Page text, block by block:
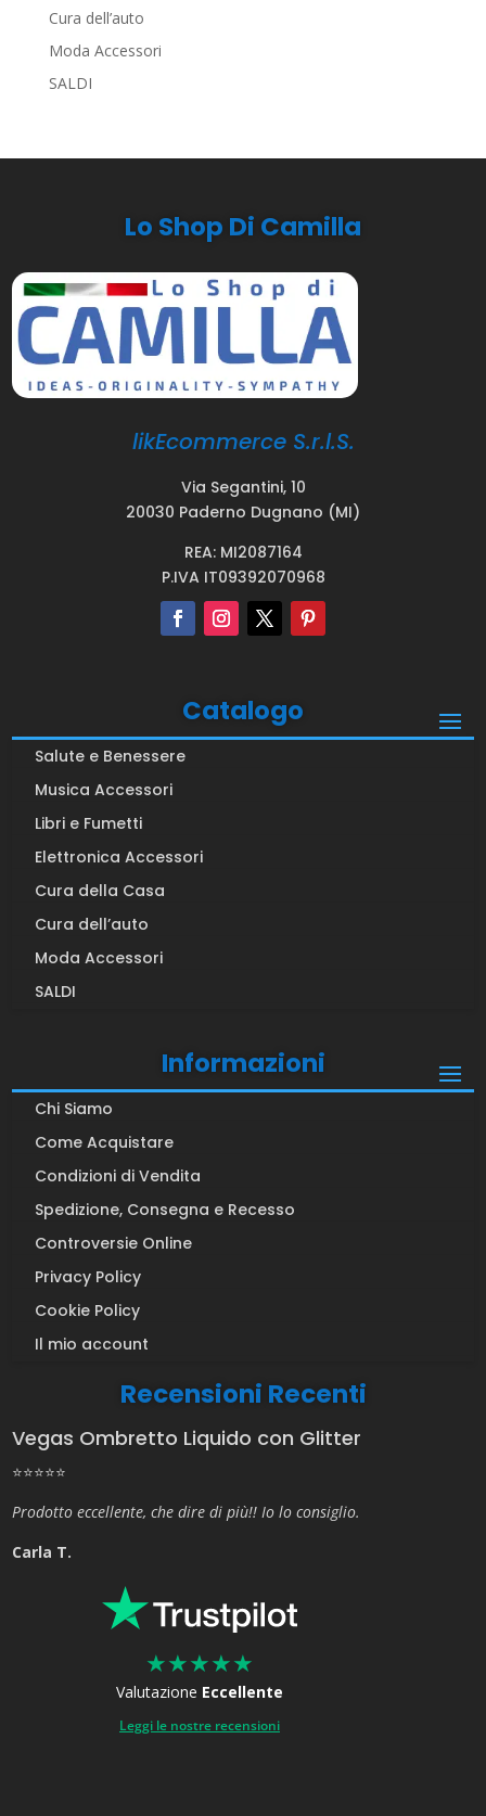
Cura dell’auto
Moda Accessori
SALDI
Lo Shop Di Camilla
likEcommerce S.r.l.S.
Via Segantini, 10
20030 Paderno Dugnano (MI)
REA: MI2087164
P.IVA IT09392070968
Catalogo
Salute e Benessere
Musica Accessori
Libri e Fumetti
Elettronica Accessori
Cura della Casa
Cura dell’auto
Moda Accessori
SALDI
Informazioni
Chi Siamo
Come Acquistare
Condizioni di Vendita
Spedizione, Consegna e Recesso
Controversie Online
Privacy Policy
Cookie Policy
Il mio account
Recensioni Recenti
Vegas Ombretto Liquido con Glitter
⭐⭐⭐⭐⭐
Prodotto eccellente, che dire di più!! Io lo consiglio.
Carla T.
★★★★★
Valutazione Eccellente
Leggi le nostre recensioni